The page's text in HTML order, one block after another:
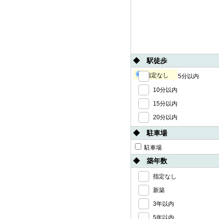
◆ 駅徒歩
指定なし
5分以内
10分以内
15分以内
20分以内
◆ 駐車場
駐車場
◆ 築年数
指定なし
新築
3年以内
5年以内